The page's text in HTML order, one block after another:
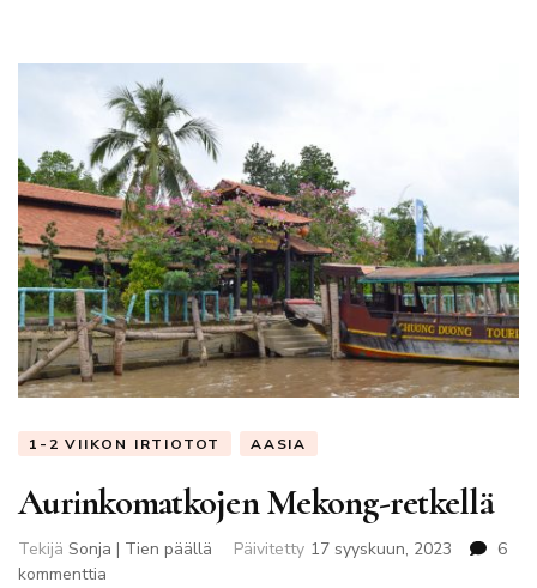
1-2 VIIKON IRTIOTOT AASIA
Aurinkomatkojen Mekong-retkellä
Tekijä Sonja | Tien päällä Päivitetty 17 syyskuun, 2023
6
kommenttia